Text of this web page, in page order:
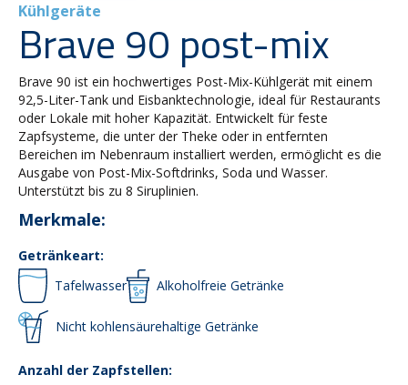
Kühlgeräte
Brave 90 post-mix
Brave 90 ist ein hochwertiges Post-Mix-Kühlgerät mit einem
92,5-Liter-Tank und Eisbanktechnologie, ideal für Restaurants
oder Lokale mit hoher Kapazität. Entwickelt für feste
Zapfsysteme, die unter der Theke oder in entfernten
Bereichen im Nebenraum installiert werden, ermöglicht es die
Ausgabe von Post-Mix-Softdrinks, Soda und Wasser.
Unterstützt bis zu 8 Siruplinien.
Merkmale:
Getränkeart:
Tafelwasser
Alkoholfreie Getränke
Nicht kohlensäurehaltige Getränke
Anzahl der Zapfstellen: